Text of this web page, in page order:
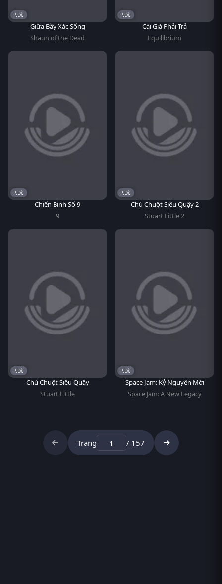
P.Đề
Giữa Bầy Xác Sống
Shaun of the Dead
P.Đề
Cái Giá Phải Trả
Equilibrium
P.Đề
Chiến Binh Số 9
9
P.Đề
Chú Chuột Siêu Quậy 2
Stuart Little 2
P.Đề
Chú Chuột Siêu Quậy
Stuart Little
P.Đề
Space Jam: Kỷ Nguyên Mới
Space Jam: A New Legacy
Trang / 157